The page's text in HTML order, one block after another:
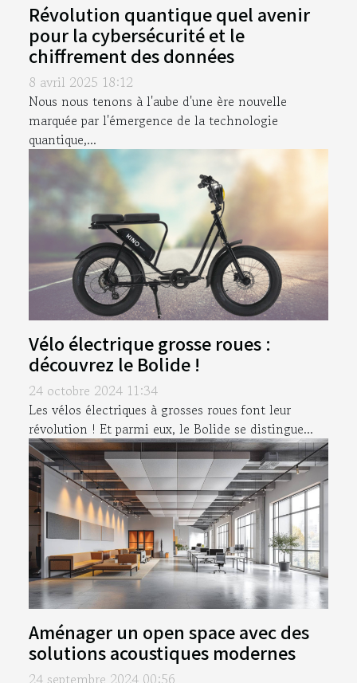
Révolution quantique quel avenir
pour la cybersécurité et le
chiffrement des données
8 avril 2025 18:12
Nous nous tenons à l'aube d'une ère nouvelle
marquée par l'émergence de la technologie
quantique,...
Vélo électrique grosse roues :
découvrez le Bolide !
24 octobre 2024 11:34
Les vélos électriques à grosses roues font leur
révolution ! Et parmi eux, le Bolide se distingue...
Aménager un open space avec des
solutions acoustiques modernes